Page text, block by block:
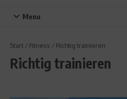
Menu
Start / Fitness / Richtig trainieren
Richtig trainieren